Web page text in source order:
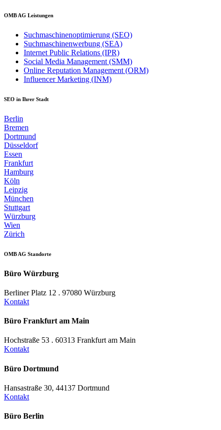
OMB AG Leistungen
Suchmaschinenoptimierung (SEO)
Suchmaschinenwerbung (SEA)
Internet Public Relations (IPR)
Social Media Management (SMM)
Online Reputation Management (ORM)
Influencer Marketing (INM)
SEO in Ihrer Stadt
Berlin
Bremen
Dortmund
Düsseldorf
Essen
Frankfurt
Hamburg
Köln
Leipzig
München
Stuttgart
Würzburg
Wien
Zürich
OMB AG Standorte
Büro Würzburg
Berliner Platz 12 . 97080 Würzburg
Kontakt
Büro Frankfurt am Main
Hochstraße 53 . 60313 Frankfurt am Main
Kontakt
Büro Dortmund
Hansastraße 30, 44137 Dortmund
Kontakt
Büro Berlin